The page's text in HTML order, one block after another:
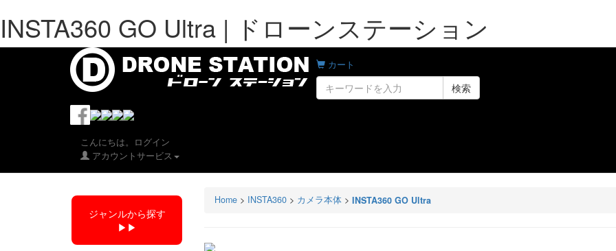
INSTA360 GO Ultra | ドローンステーション
カート
検索
こんにちは。ログイン
アカウントサービス
Home > INSTA360 > カメラ本体 > INSTA360 GO Ultra
ジャンルから探す
▶︎▶︎